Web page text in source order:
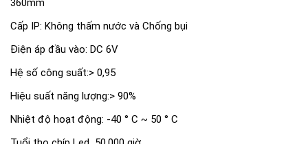
360mm
Cấp IP: Không thấm nước và Chống bụi
Điện áp đầu vào: DC 6V
Hệ số công suất:> 0,95
Hiệu suất năng lượng:> 90%
Nhiệt độ hoạt động: -40 ° C ~ 50 ° C